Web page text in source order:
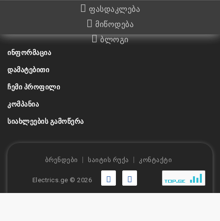
ფასდაკლება
მიწოდება
ბლოგი
ᲘᲜᲤᲝᲠᲛᲐᲪᲘᲐ
ᲓᲐᲛᲐᲢᲔᲑᲘᲗᲘ
ᲩᲔᲛᲘ ᲞᲠᲝᲤᲘᲚᲘ
ᲙᲝᲛᲞᲐᲜᲘᲐ
ᲡᲘᲐᲮᲚᲔᲔᲑᲘᲡ ᲒᲐᲛᲝᲬᲔᲠᲐ
ბრენდები საიტის რუქა კონტაქტი
Electrics.ge © 2026